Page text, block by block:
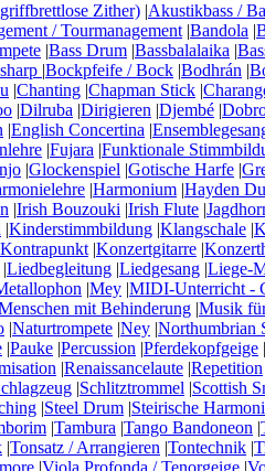
Zither) |Akustikbass /
/ Tourmanagement|Bandola |
|Bass Drum |Bassbalalaika |
|Bockpfeife / Bock |Bodhrán |
|Chanting |Chapman Stick |
|Dilruba |Dirigieren |Djembé |
|English Concertina |
|Fujara |Funktionale
|Glockenspiel |Gotische Harfe |
|Harmonium |Hayden
|Irish Bouzouki |Irish Flute |
|Kinderstimmbildung |Klangschale |
Kontrapunkt|Konzertgitarre |
|Liedbegleitung |Liedgesang |Liege-
|Mey |MIDI-Unterricht -
mit Behinderung |Musik
|Naturtrompete |Ney |Northumbrian
|Pauke |Percussion |Pferdekopfgeige |
|Renaissancelaute |Repetition
|Schlitztrommel |Scottish
|Steel Drum |Steirische
|Tambura |Tango Bandoneon |
|Tonsatz / Arrangieren |Tontechnik |